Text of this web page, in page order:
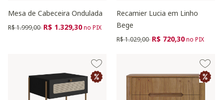
Mesa de Cabeceira Ondulada
Preço reduzido de
R$ 1.999,00 para
R$ 1.329,30no PIX
Recamier Lucia em Linho
Bege
Preço reduzido de
R$ 1.029,00 para
R$ 720,30no PIX